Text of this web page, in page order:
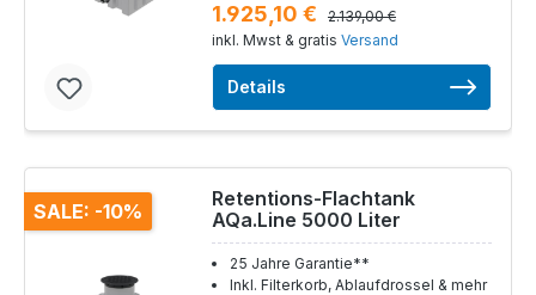
1.925,10 €
2.139,00 €
inkl. Mwst & gratis Versand
Details
SALE: -10%
Retentions-Flachtank
AQa.Line 5000 Liter
25 Jahre Garantie**
Inkl. Filterkorb, Ablaufdrossel & mehr